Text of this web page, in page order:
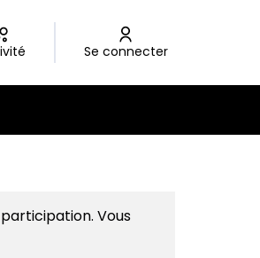
Se connecter
Vous